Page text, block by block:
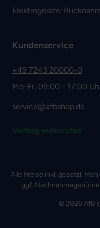
Elektrogeräte-
Kundenservice
+49 7243 20000-0
Mo-Fr, 09:00 - 17:00
service@afbshop.de
Vertrag widerrufen
Alle Preise inkl. gesetzl.
ggf.
© 2026 AfB